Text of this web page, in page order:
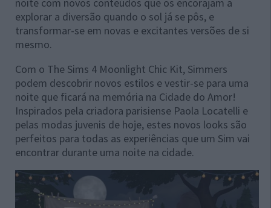
noite com novos conteúdos que os encorajam a
explorar a diversão quando o sol já se pôs, e
transformar-se em novas e excitantes versões de si
mesmo.
Com o The Sims 4 Moonlight Chic Kit, Simmers
podem descobrir novos estilos e vestir-se para uma
noite que ficará na memória na Cidade do Amor!
Inspirados pela criadora parisiense Paola Locatelli e
pelas modas juvenis de hoje, estes novos looks são
perfeitos para todas as experiências que um Sim vai
encontrar durante uma noite na cidade.